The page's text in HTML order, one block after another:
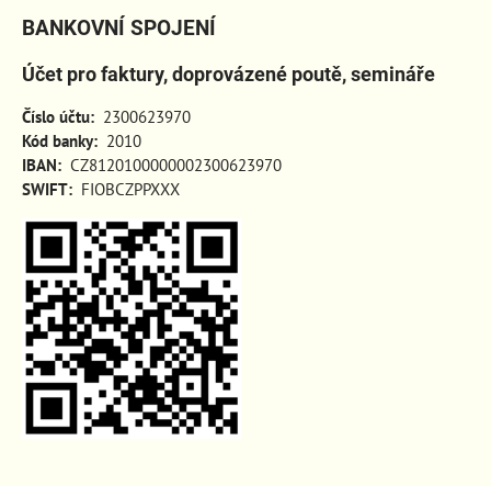
BANKOVNÍ SPOJENÍ
Účet pro faktury, doprovázené poutě, semináře
Číslo účtu: 2300623970
Kód banky: 2010
IBAN: CZ8120100000002300623970
SWIFT: FIOBCZPPXXX